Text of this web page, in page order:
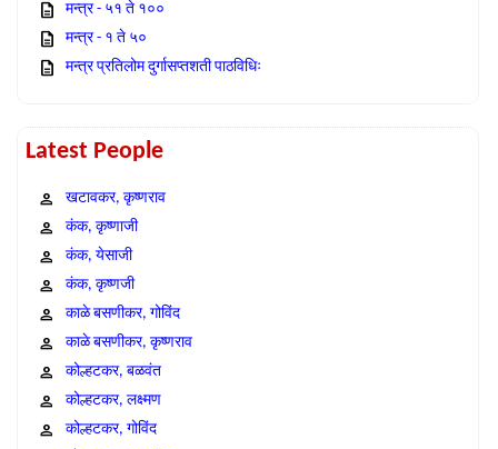
मन्त्र - ५१ ते १००
मन्त्र - १ ते ५०
मन्त्र प्रतिलोम दुर्गासप्तशती पाठविधिः
Latest People
खटावकर, कृष्णराव
कंक, कृष्णाजी
कंक, येसाजी
कंक, कृष्णजी
काळे बसणीकर, गोविंद
काळे बसणीकर, कृष्णराव
कोल्हटकर, बळवंत
कोल्हटकर, लक्ष्मण
कोल्हटकर, गोविंद